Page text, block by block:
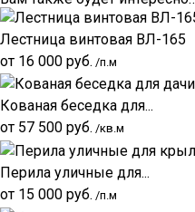
Лестница винтовая ВЛ-165
от 16 000 руб. /п.м
Кованая беседка для...
от 57 500 руб. /кв.м
Перила уличные для...
от 15 000 руб. /п.м